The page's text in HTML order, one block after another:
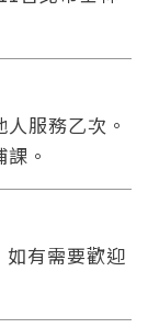
服務乙次。
。
如有需要歡迎